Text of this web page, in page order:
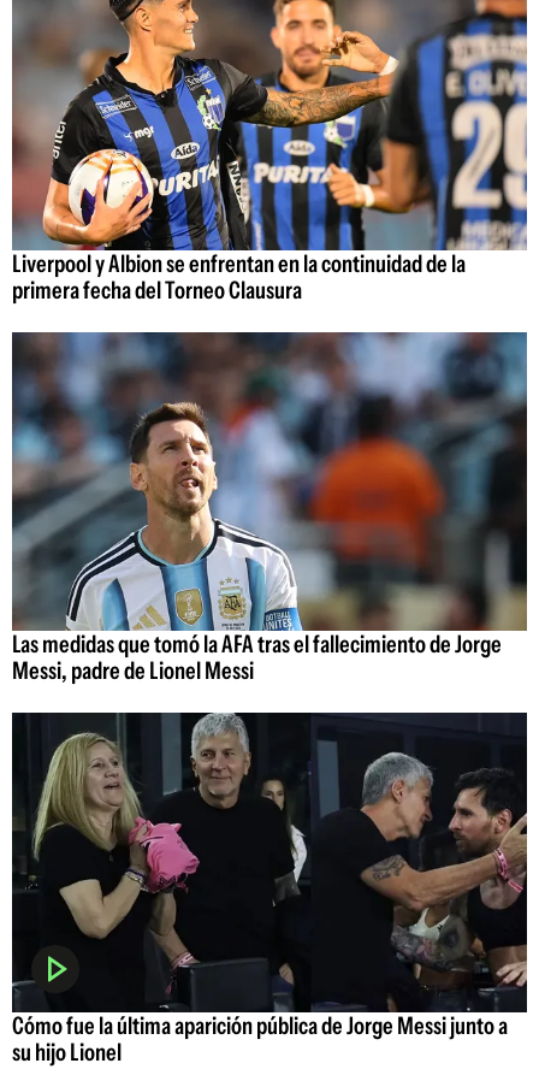
Liverpool y Albion se enfrentan en la continuidad de la
primera fecha del Torneo Clausura
Las medidas que tomó la AFA tras el fallecimiento de Jorge
Messi, padre de Lionel Messi
Cómo fue la última aparición pública de Jorge Messi junto a
su hijo Lionel